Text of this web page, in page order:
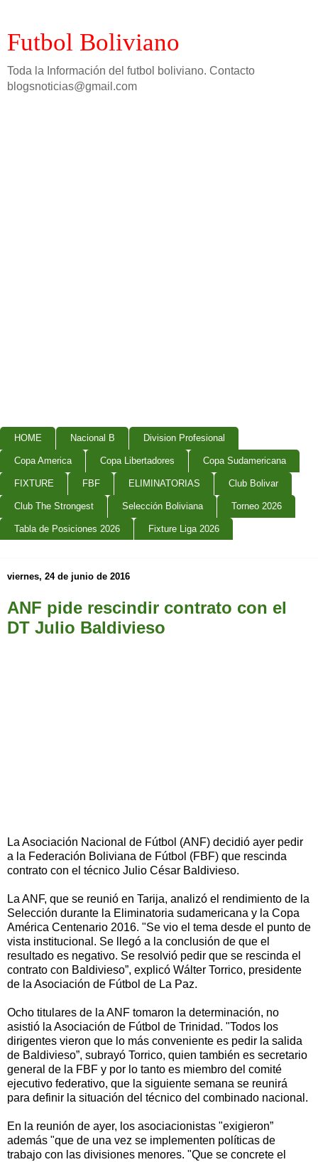
Futbol Boliviano
Toda la Información del futbol boliviano. Contacto
blogsnoticias@gmail.com
HOME Nacional B Division Profesional
Copa America Copa Libertadores Copa Sudamericana
FIXTURE FBF ELIMINATORIAS Club Bolivar
Club The Strongest Selección Boliviana Torneo 2026
Tabla de Posiciones 2026 Fixture Liga 2026
viernes, 24 de junio de 2016
ANF pide rescindir contrato con el
DT Julio Baldivieso
La Asociación Nacional de Fútbol (ANF) decidió ayer pedir
a la Federación Boliviana de Fútbol (FBF) que rescinda
contrato con el técnico Julio César Baldivieso.
La ANF, que se reunió en Tarija, analizó el rendimiento de la
Selección durante la Eliminatoria sudamericana y la Copa
América Centenario 2016. "Se vio el tema desde el punto de
vista institucional. Se llegó a la conclusión de que el
resultado es negativo. Se resolvió pedir que se rescinda el
contrato con Baldivieso”, explicó Wálter Torrico, presidente
de la Asociación de Fútbol de La Paz.
Ocho titulares de la ANF tomaron la determinación, no
asistió la Asociación de Fútbol de Trinidad. "Todos los
dirigentes vieron que lo más conveniente es pedir la salida
de Baldivieso”, subrayó Torrico, quien también es secretario
general de la FBF y por lo tanto es miembro del comité
ejecutivo federativo, que la siguiente semana se reunirá
para definir la situación del técnico del combinado nacional.
En la reunión de ayer, los asociacionistas "exigieron”
además "que de una vez se implementen políticas de
trabajo con las divisiones menores. "Que se concrete el